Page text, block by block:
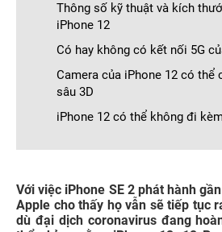
Thông số kỹ thuật và kích
iPhone 12
Có hay không có kết nối 5G
Camera của iPhone 12 có thể
sâu 3D
iPhone 12 có thể không đi
Với việc iPhone SE 2 phát hành
Apple cho thấy họ vẫn sẽ tiếp tục
dù đại dịch coronavirus đang